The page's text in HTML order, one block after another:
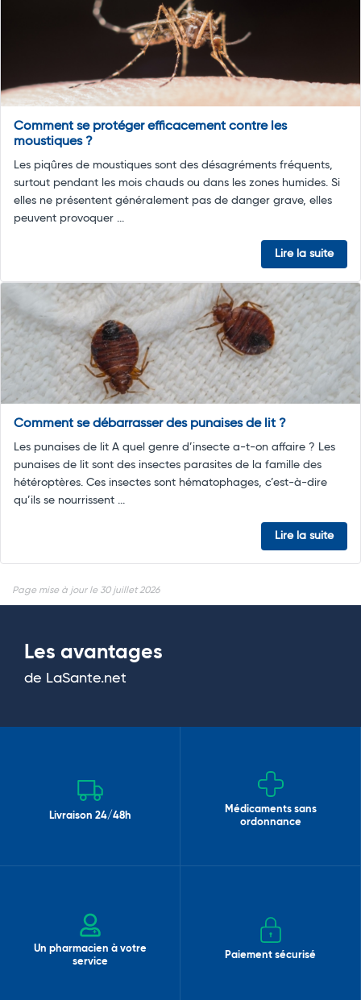
Comment se protéger efficacement contre les
moustiques ?
Les piqûres de moustiques sont des désagréments fréquents,
surtout pendant les mois chauds ou dans les zones humides. Si
elles ne présentent généralement pas de danger grave, elles
peuvent provoquer ...
Lire la suite
Comment se débarrasser des punaises de lit ?
Les punaises de lit A quel genre d’insecte a-t-on affaire ? Les
punaises de lit sont des insectes parasites de la famille des
hétéroptères. Ces insectes sont hématophages, c’est-à-dire
qu’ils se nourrissent ...
Lire la suite
Page mise à jour le 30 juillet 2026
Les avantages
de LaSante.net
Livraison 24/48h
Médicaments sans
ordonnance
Un pharmacien à votre
service
Paiement sécurisé